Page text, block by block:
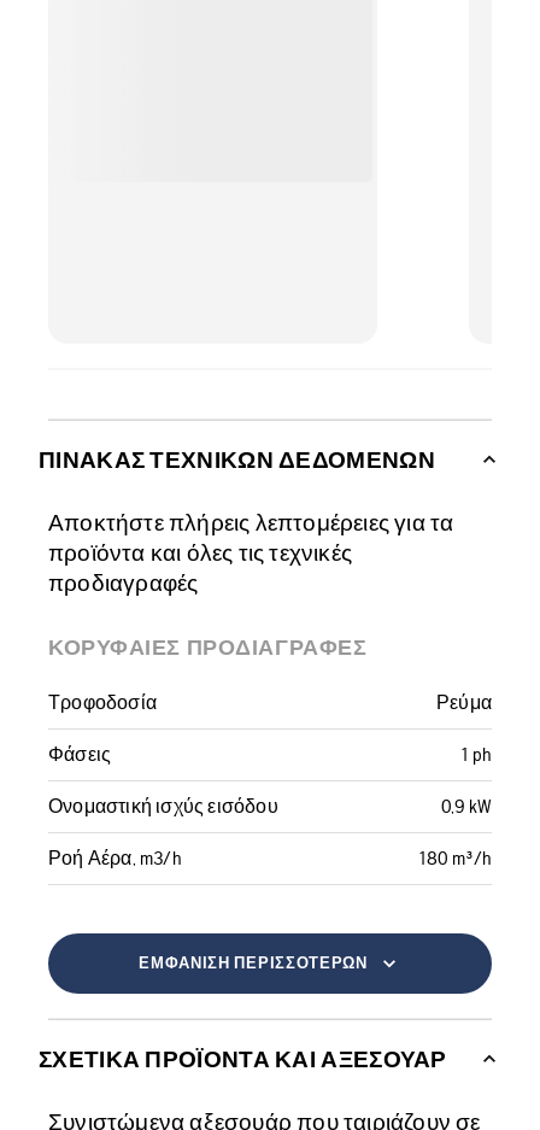
ΠΊΝΑΚΑΣ ΤΕΧΝΙΚΏΝ ΔΕΔΟΜΈΝΩΝ
Αποκτήστε πλήρεις λεπτομέρειες για τα
προϊόντα και όλες τις τεχνικές
προδιαγραφές
ΚΟΡΥΦΑΊΕΣ ΠΡΟΔΙΑΓΡΑΦΈΣ
Τροφοδοσία Ρεύμα
Φάσεις 1 ph
Ονομαστική ισχύς εισόδου 0,9 kW
Ροή Αέρα, m3/h 180 m³/h
ΕΜΦΆΝΙΣΗ ΠΕΡΙΣΣΌΤΕΡΩΝ
ΣΧΕΤΙΚΆ ΠΡΟΪΌΝΤΑ ΚΑΙ ΑΞΕΣΟΥΆΡ
Συνιστώμενα αξεσουάρ που ταιριάζουν σε